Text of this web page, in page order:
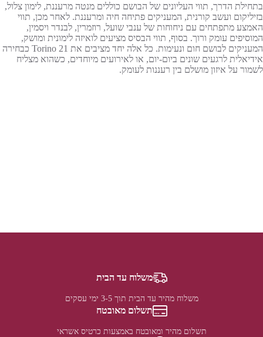
בתחילת הדרך, תווי העליונים של הבושם כוללים מנטה מרעננת, לימון צלול,
בזיליקום ועשב קורנית, המעניקים פתיחה חיה ומרעננת. לאחר מכן, תווי
האמצע מתפתחים עם ניחוחות של ענבי שועל, רוזמרין, לבנדר ויסמין,
המוסיפים עומק ורוך. בסוף, תווי הבסיס מציעים לואיזה לימונית ומושק,
המעניקים לבושם חום ונעימות. כל אלה יחד מציבים את Torino 21 כבחירה
אידיאלית לרגעים שונים ביום-יום, או לאירועים מיוחדים, כשהוא מצליח
לשמור על איזון מושלם בין רעננות לעומק.
משלוח עד הבית
משלוח מהיר עד הבית תוך 3-5 ימי עסקים
תשלום מאובטח
תשלום מהיר ומאובטח באמצעות כרטיס אשראי